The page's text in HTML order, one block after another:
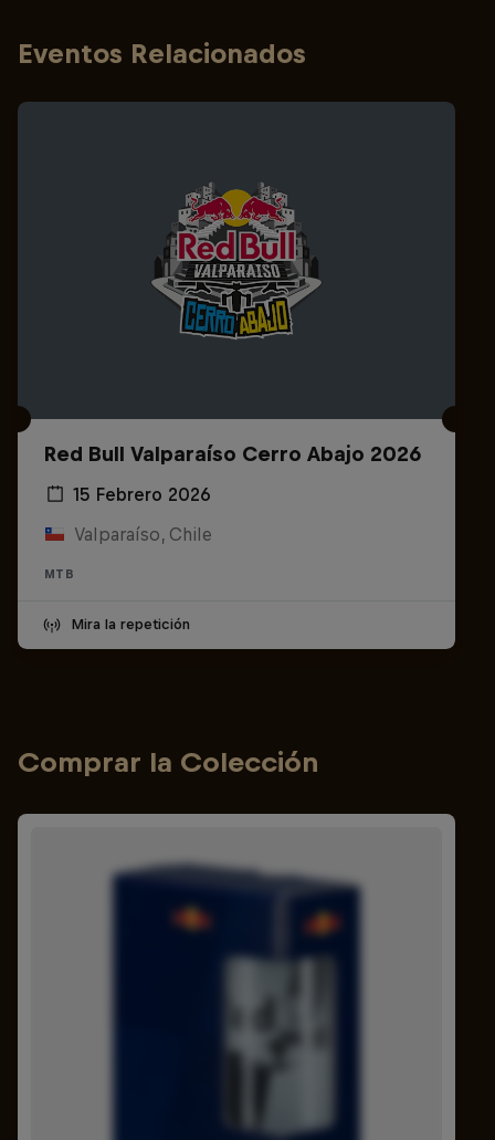
Eventos Relacionados
Red Bull Valparaíso Cerro Abajo 2026
15 Febrero 2026
Valparaíso, Chile
MTB
Mira la repetición
Comprar la Colección